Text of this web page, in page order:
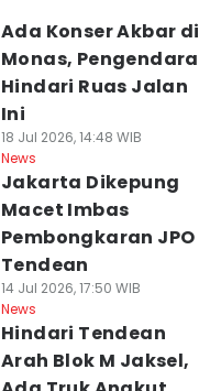
Ada Konser Akbar di
Monas, Pengendara
Hindari Ruas Jalan
Ini
18 Jul 2026, 14:48 WIB
News
Jakarta Dikepung
Macet Imbas
Pembongkaran JPO
Tendean
14 Jul 2026, 17:50 WIB
News
Hindari Tendean
Arah Blok M Jaksel,